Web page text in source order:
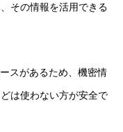
その情報を活用できる
スがあるため、機密情
は使わない方が安全で